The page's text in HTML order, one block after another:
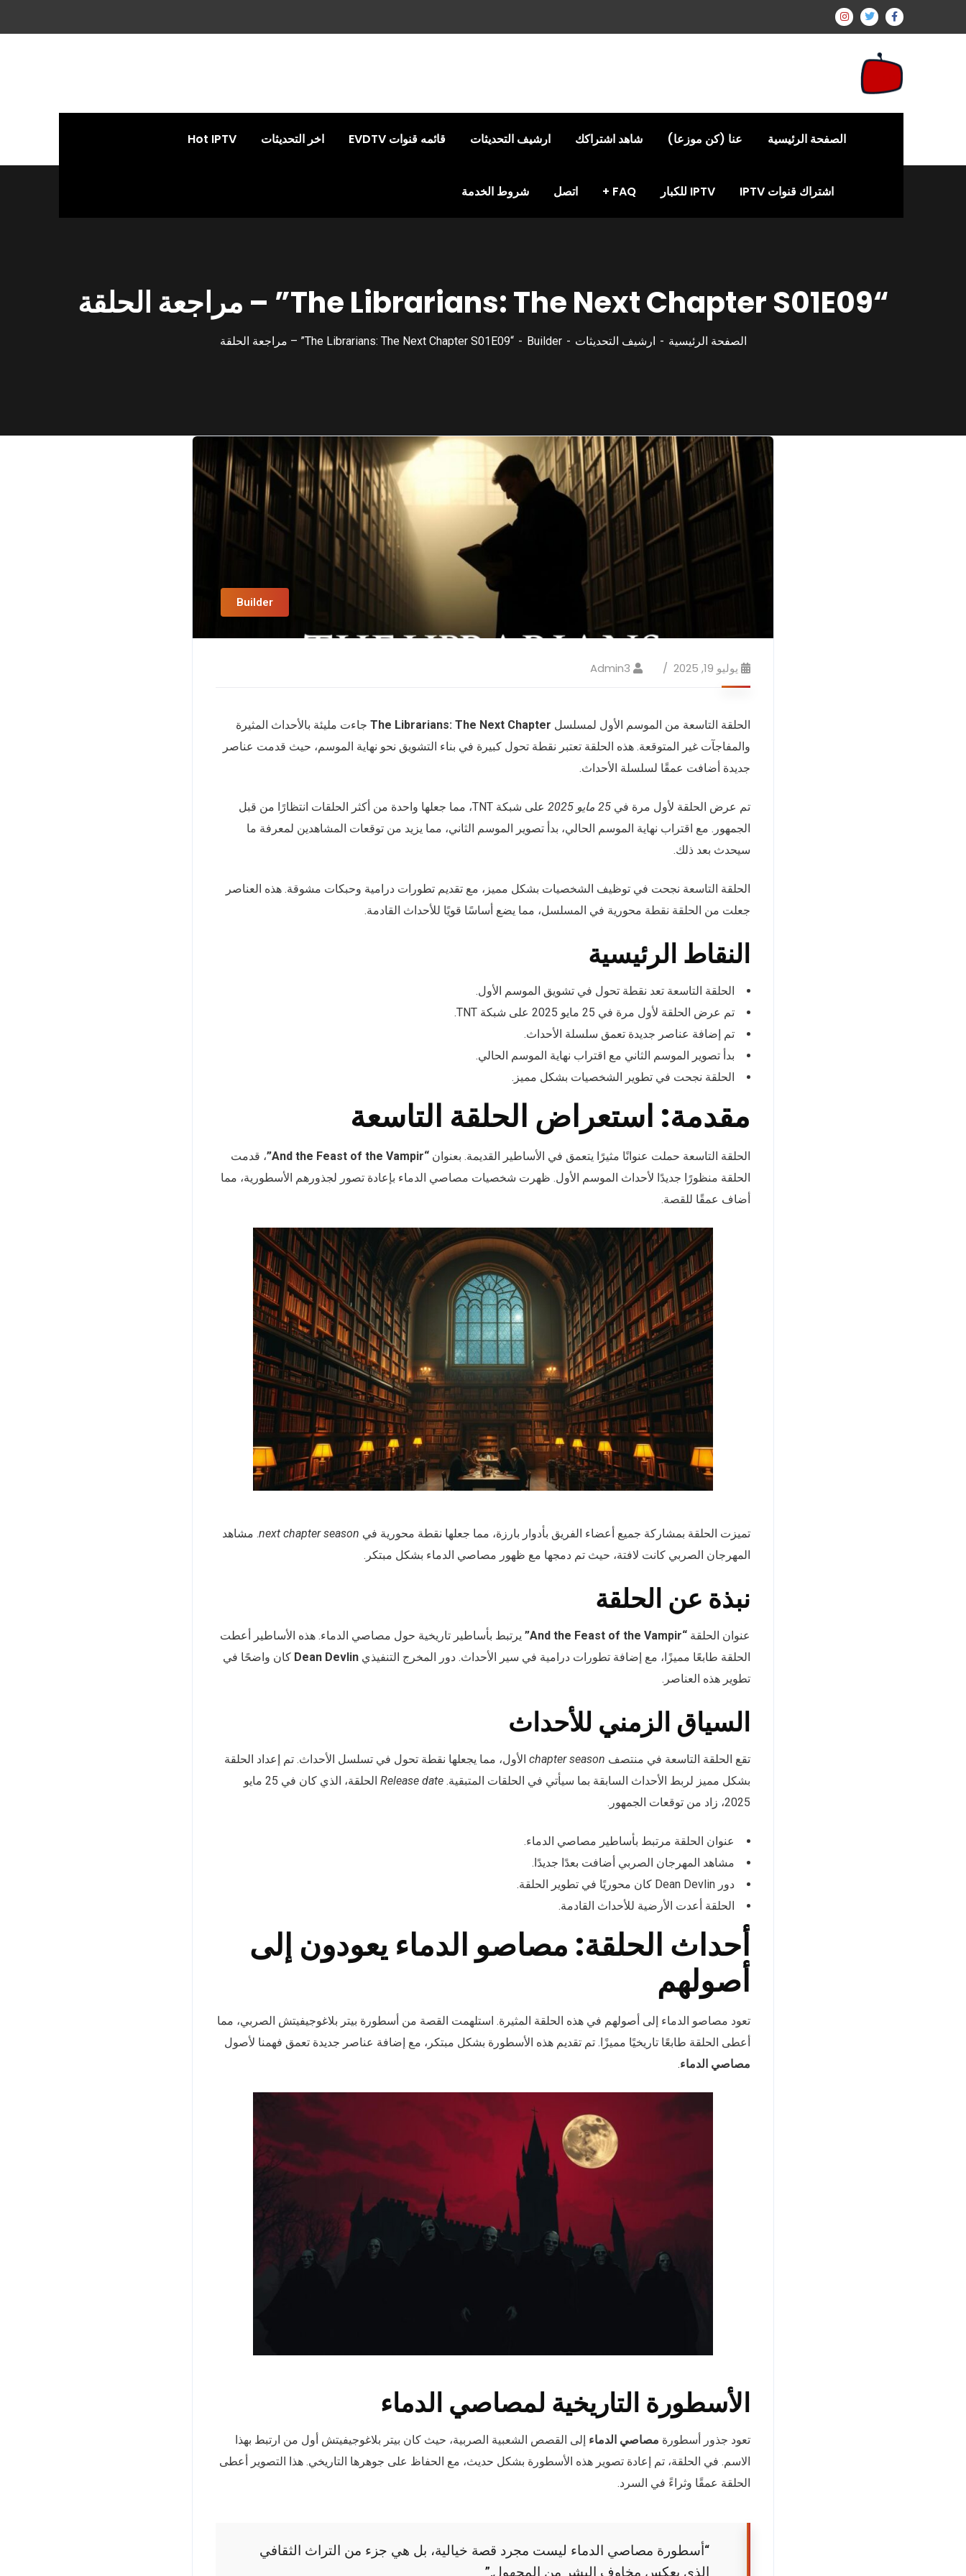
الصفحة الرئيسية عنا (كن موزعا) شاهد اشتراكك ارشيف التحديثات قائمه قنوات EVDTV اخر التحديثات Hot IPTV
اشتراك قنوات IPTV IPTV للكبار FAQ اتصل شروط الخدمة
“The Librarians: The Next Chapter S01E09” – مراجعة الحلقة
الصفحة الرئيسية ارشيف التحديثات Builder “The Librarians: The Next Chapter S01E09” – مراجعة الحلقة
Builder
يوليو 19, 2025 Admin3
الحلقة التاسعة من الموسم الأول لمسلسل The Librarians: The Next Chapter جاءت مليئة بالأحداث المثيرة
والمفاجآت غير المتوقعة. هذه الحلقة تعتبر نقطة تحول كبيرة في بناء التشويق نحو نهاية الموسم، حيث قدمت عناصر
جديدة أضافت عمقًا لسلسلة الأحداث.
تم عرض الحلقة لأول مرة في 25 مايو 2025
على شبكة TNT، مما جعلها واحدة من أكثر الحلقات انتظارًا من قبل
الجمهور. مع اقتراب نهاية الموسم الحالي، بدأ تصوير الموسم الثاني، مما يزيد من توقعات المشاهدين لمعرفة ما
سيحدث بعد ذلك.
الحلقة التاسعة نجحت في توظيف الشخصيات بشكل مميز، مع تقديم تطورات درامية وحبكات مشوقة. هذه العناصر
جعلت من الحلقة نقطة محورية في المسلسل، مما يضع أساسًا قويًا للأحداث القادمة.
النقاط الرئيسية
الحلقة التاسعة تعد نقطة تحول في تشويق الموسم الأول.
تم عرض الحلقة لأول مرة في 25 مايو 2025 على شبكة TNT.
تم إضافة عناصر جديدة تعمق سلسلة الأحداث.
بدأ تصوير الموسم الثاني مع اقتراب نهاية الموسم الحالي.
الحلقة نجحت في تطوير الشخصيات بشكل مميز.
مقدمة: استعراض الحلقة التاسعة
الحلقة التاسعة حملت عنوانًا مثيرًا يتعمق في الأساطير القديمة. بعنوان “And the Feast of the Vampir”
، قدمت
الحلقة منظورًا جديدًا لأحداث الموسم الأول. ظهرت شخصيات مصاصي الدماء بإعادة تصور لجذورهم الأسطورية، مما
أضاف عمقًا للقصة.
تميزت الحلقة بمشاركة جميع أعضاء الفريق بأدوار بارزة، مما جعلها نقطة محورية في next chapter season. مشاهد
المهرجان الصربي كانت لافتة، حيث تم دمجها مع ظهور مصاصي الدماء بشكل مبتكر.
نبذة عن الحلقة
عنوان الحلقة “And the Feast of the Vampir”
يرتبط بأساطير تاريخية حول مصاصي الدماء. هذه الأساطير أعطت
الحلقة طابعًا مميزًا، مع إضافة تطورات درامية في سير الأحداث. دور المخرج التنفيذي Dean Devlin كان واضحًا في
تطوير هذه العناصر.
السياق الزمني للأحداث
تقع الحلقة التاسعة في منتصف chapter season الأول، مما يجعلها نقطة تحول في تسلسل الأحداث. تم إعداد الحلقة
بشكل مميز لربط الأحداث السابقة بما سيأتي في الحلقات المتبقية. Release date
الحلقة، الذي كان في 25 مايو
2025، زاد من توقعات الجمهور.
عنوان الحلقة مرتبط بأساطير مصاصي الدماء.
مشاهد المهرجان الصربي أضافت بعدًا جديدًا.
دور Dean Devlin كان محوريًا في تطوير الحلقة.
الحلقة أعدت الأرضية للأحداث القادمة.
أحداث الحلقة: مصاصو الدماء يعودون إلى
أصولهم
تعود مصاصو الدماء إلى أصولهم في هذه الحلقة المثيرة. استلهمت القصة من أسطورة بيتر بلاغوجيفيتش الصربي، مما
أعطى الحلقة طابعًا تاريخيًا مميزًا. تم تقديم هذه الأسطورة بشكل مبتكر، مع إضافة عناصر جديدة تعمق فهمنا لأصول
مصاصي الدماء.
الأسطورة التاريخية لمصاصي الدماء
تعود جذور أسطورة مصاصي الدماء إلى القصص الشعبية الصربية، حيث كان بيتر بلاغوجيفيتش أول من ارتبط بهذا
الاسم. في الحلقة، تم إعادة تصوير هذه الأسطورة بشكل حديث، مع الحفاظ على جوهرها التاريخي. هذا التصوير أعطى
الحلقة عمقًا وثراءً في السرد.
“أسطورة مصاصي الدماء ليست مجرد قصة خيالية، بل هي جزء من التراث الثقافي
الذي يعكس مخاوف البشر من المجهول.”